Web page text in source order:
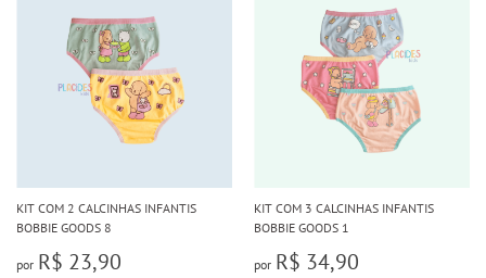
KIT COM 2 CALCINHAS INFANTIS
BOBBIE GOODS 8
por R$ 23,90
KIT COM 3 CALCINHAS INFANTIS
BOBBIE GOODS 1
por R$ 34,90